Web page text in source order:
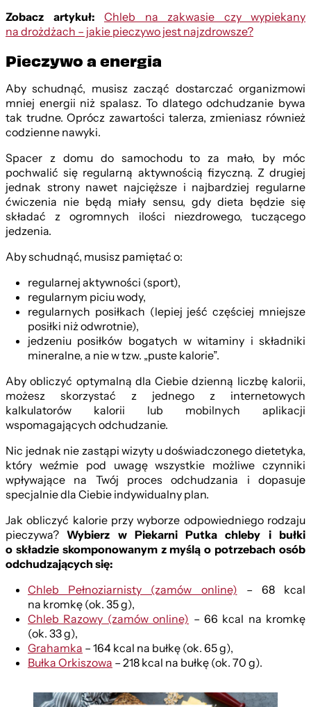
Zobacz artykuł:
Chleb na zakwasie czy wypiekany
na drożdżach – jakie pieczywo jest najzdrowsze?
Pieczywo a energia
Aby schudnąć, musisz zacząć dostarczać organizmowi
mniej energii niż spalasz. To dlatego odchudzanie bywa
tak trudne. Oprócz zawartości talerza, zmieniasz również
codzienne nawyki.
Spacer z domu do samochodu to za mało, by móc
pochwalić się regularną aktywnością fizyczną. Z drugiej
jednak strony nawet najcięższe i najbardziej regularne
ćwiczenia nie będą miały sensu, gdy dieta będzie się
składać z ogromnych ilości niezdrowego, tuczącego
jedzenia.
Aby schudnąć, musisz pamiętać o:
regularnej aktywności (sport),
regularnym piciu wody,
regularnych posiłkach (lepiej jeść częściej mniejsze
posiłki niż odwrotnie),
jedzeniu posiłków bogatych w witaminy i składniki
mineralne, a nie w tzw. „puste kalorie”.
Aby obliczyć optymalną dla Ciebie dzienną liczbę kalorii,
możesz skorzystać z jednego z internetowych
kalkulatorów kalorii lub mobilnych aplikacji
wspomagających odchudzanie.
Nic jednak nie zastąpi wizyty u doświadczonego dietetyka,
który weźmie pod uwagę wszystkie możliwe czynniki
wpływające na Twój proces odchudzania i dopasuje
specjalnie dla Ciebie indywidualny plan.
Jak obliczyć kalorie przy wyborze odpowiedniego rodzaju
pieczywa?Wybierz w Piekarni Putka chleby i bułki
o składzie skomponowanym z myślą o potrzebach osób
odchudzających się:
Chleb Pełnoziarnisty (zamów online) – 68 kcal
na kromkę (ok. 35 g),
Chleb Razowy (zamów online) – 66 kcal na kromkę
(ok. 33 g),
Grahamka – 164 kcal na bułkę (ok. 65 g),
Bułka Orkiszowa – 218 kcal na bułkę (ok. 70 g).